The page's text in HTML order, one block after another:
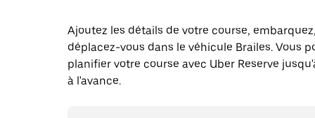
Ajoutez les détails de votre course,
déplacez-vous dans le véhicule Brailes. Vous
planifier votre course avec Uber Reserve
à l'avance.